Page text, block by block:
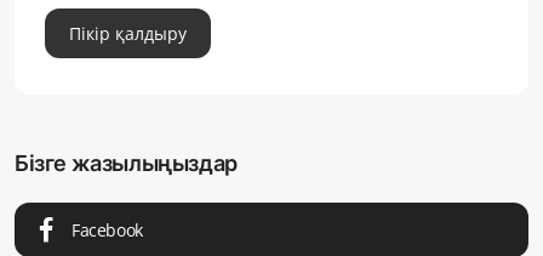
Пікір қалдыру
Бізге жазылыңыздар
Facebook